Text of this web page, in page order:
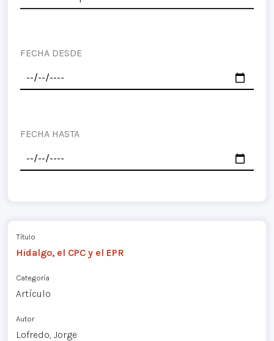
FECHA DESDE
FECHA HASTA
Título
Hidalgo, el CPC y el EPR
Categoría
Artículo
Autor
Lofredo, Jorge